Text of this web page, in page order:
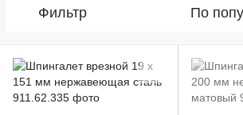
Фильтр По